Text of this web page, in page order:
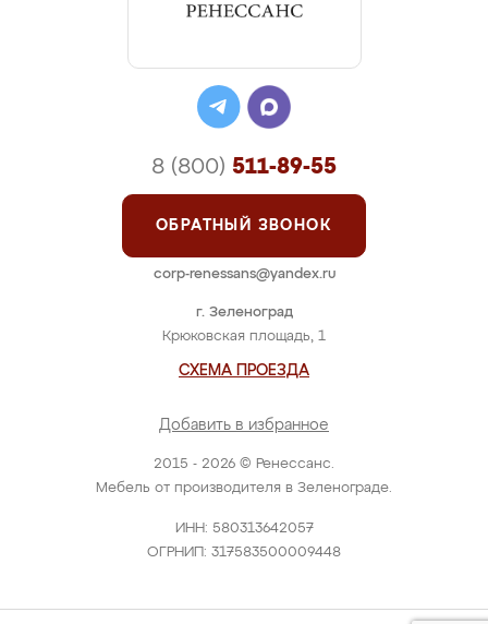
2015 - 2026 © Ренессанс.
Мебель от производителя в Зеленограде.
ИНН: 580313642057
ОГРНИП: 317583500009448
г. Зеленоград
Крюковская площадь, 1
СХЕМА ПРОЕЗДА
Добавить в избранное
8 (800) 511-89-55
ОБРАТНЫЙ ЗВОНОК
corp-renessans@yandex.ru